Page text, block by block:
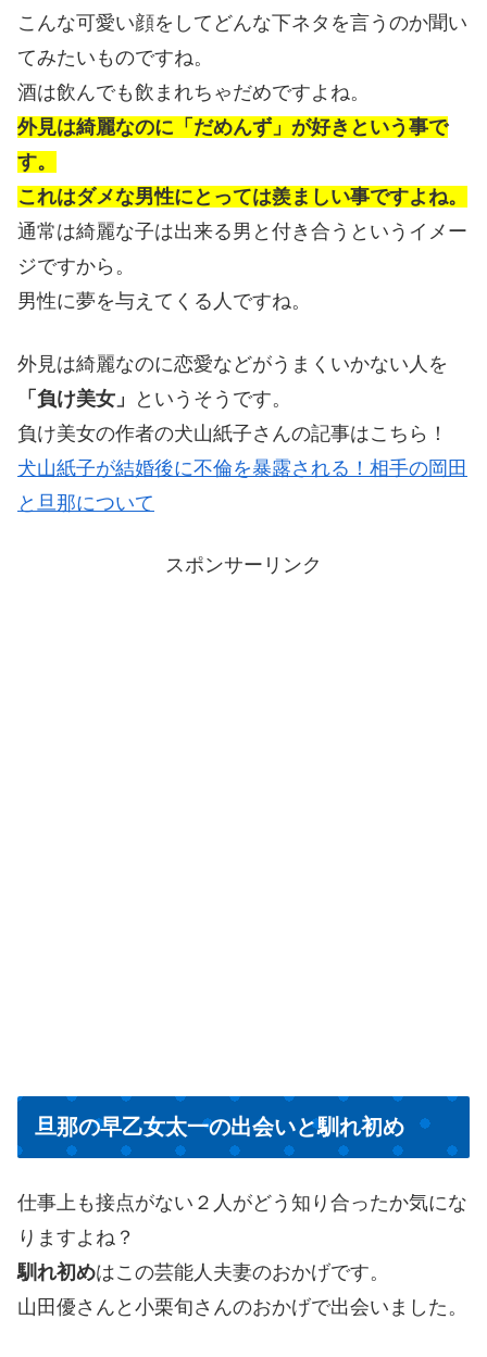
こんな可愛い顔をしてどんな下ネタを言うのか聞い
てみたいものですね。
酒は飲んでも飲まれちゃだめですよね。
外見は綺麗なのに「だめんず」が好きという事で
す。
これはダメな男性にとっては羨ましい事ですよね。
通常は綺麗な子は出来る男と付き合うというイメー
ジですから。
男性に夢を与えてくる人ですね。
外見は綺麗なのに恋愛などがうまくいかない人を
「負け美女」
というそうです。
負け美女の作者の犬山紙子さんの記事はこちら！
犬山紙子が結婚後に不倫を暴露される！相手の岡田
と旦那について
スポンサーリンク
旦那の早乙女太一の出会いと馴れ初め
仕事上も接点がない２人がどう知り合ったか気にな
りますよね？
馴れ初めはこの芸能人夫妻のおかげです。
山田優さんと小栗旬さんのおかげで出会いました。